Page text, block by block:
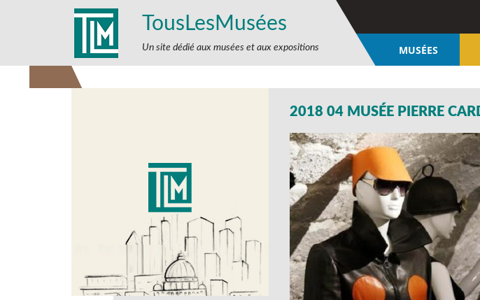
TousLesMusées
Un site dédié aux musées et aux expositions MUSÉES
2018 04 MUSÉE PIERRE